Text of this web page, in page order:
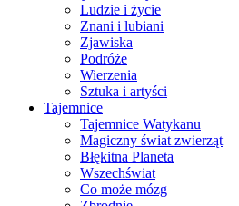
Ludzie i życie
Znani i lubiani
Zjawiska
Podróże
Wierzenia
Sztuka i artyści
Tajemnice
Tajemnice Watykanu
Magiczny świat zwierząt
Błękitna Planeta
Wszechświat
Co może mózg